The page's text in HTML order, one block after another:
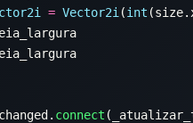
= Vector2i (int
connect